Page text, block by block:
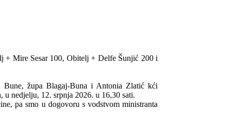
Mire Sesar 100, Obitelj + Delfe Šunjić 200 i
župa Blagaj-Buna i Antonia Zlatić kći
u nedjelju, 12. srpnja 2026. u 16,30 sati.
pa smo u dogovoru s vodstvom ministranta